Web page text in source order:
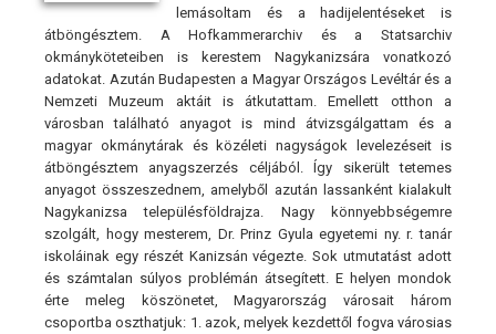
lemásoltam és a hadijelentéseket is
átböngésztem. A Hofkammerarchiv és a Statsarchiv
okmányköteteiben is kerestem Nagykanizsára vonatkozó
adatokat. Azután Budapesten a Magyar Országos Levéltár és a
Nemzeti Muzeum aktáit is átkutattam. Emellett otthon a
városban található anyagot is mind átvizsgálgattam és a
magyar okmánytárak és közéleti nagyságok levelezéseit is
átböngésztem anyagszerzés céljából. Így sikerült tetemes
anyagot összeszednem, amelyből azután lassanként kialakult
Nagykanizsa településföldrajza. Nagy könnyebbségemre
szolgált, hogy mesterem, Dr. Prinz Gyula egyetemi ny. r. tanár
iskoláinak egy részét Kanizsán végezte. Sok utmutatást adott
és számtalan súlyos problémán átsegített. E helyen mondok
érte meleg köszönetet, Magyarország városait három
csoportba oszthatjuk: 1. azok, melyek kezdettől fogva városias